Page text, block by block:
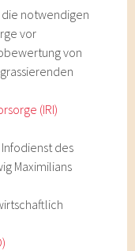
notwendigen
vor
von
(IRI)
des
Maximilians